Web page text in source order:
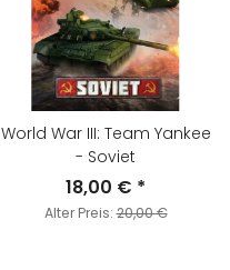
World War III: Team Yankee
- Soviet
18,00 € *
Alter Preis:20,00 €